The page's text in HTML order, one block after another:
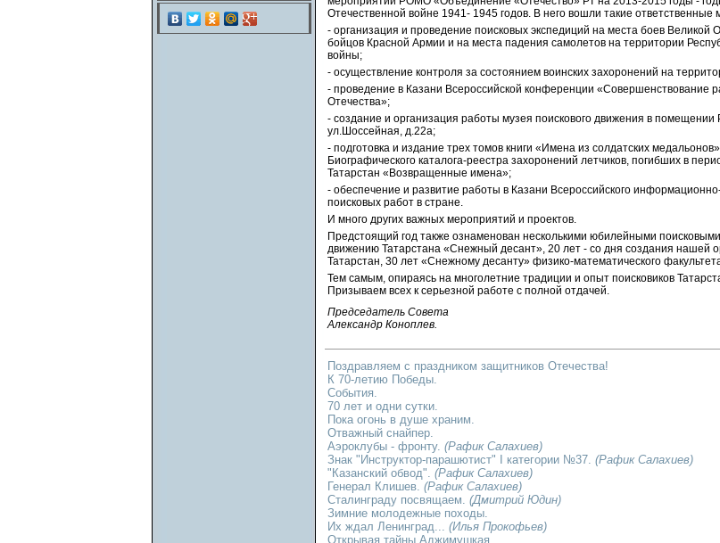
Отечественной войне 1941- 1945 годов. В него вошли такие ответственные
- организация и проведение поисковых экспедиций на места боев Великой
бойцов Красной Армии и на места падения самолетов на территории
войны;
- осуществление контроля за состоянием воинских захоронений на
- проведение в Казани Всероссийской конференции «Совершенствование
Отечества»;
- создание и организация работы музея поискового движения в
ул.Шоссейная, д.22а;
- подготовка и издание трех томов книги «Имена из солдатских
Биографического каталога-реестра захоронений летчиков, погибших в
Татарстан «Возвращенные имена»;
- обеспечение и развитие работы в Казани Всероссийского
поисковых работ в стране.
И много других важных мероприятий и проектов.
Предстоящий год также ознаменован несколькими юбилейными
движению Татарстана «Снежный десант», 20 лет - со дня создания нашей
Татарстан, 30 лет «Снежному десанту» физико-математического
Тем самым, опираясь на многолетние традиции и опыт поисковиков
Призываем всех к серьезной работе с полной отдачей.
Председатель Совета
Александр Коноплев.
Поздравляем с праздником защитников Отечества!
К 70-летию Победы.
События.
70 лет и одни сутки.
Пока огонь в душе храним.
Отважный снайпер.
Аэроклубы - фронту. (Рафик Салахиев)
Знак "Инструктор-парашютист" I категории №37. (Рафик Салахиев)
"Казанский обвод". (Рафик Салахиев)
Генерал Клишев. (Рафик Салахиев)
Сталинграду посвящаем. (Дмитрий Юдин)
Зимние молодежные походы.
Их ждал Ленинград... (Илья Прокофьев)
Открывая тайны Аджимушкая.